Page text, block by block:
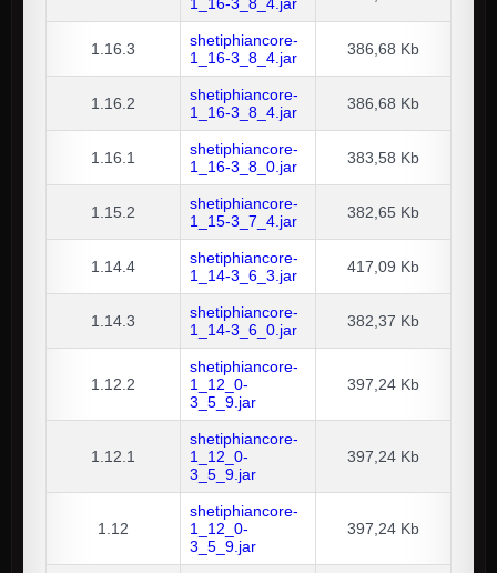
1_16-3_8_4.jar
1.16.3
shetiphiancore-
1_16-3_8_4.jar
386,68 Kb
1.16.2
shetiphiancore-
1_16-3_8_4.jar
386,68 Kb
1.16.1
shetiphiancore-
1_16-3_8_0.jar
383,58 Kb
1.15.2
shetiphiancore-
1_15-3_7_4.jar
382,65 Kb
1.14.4
shetiphiancore-
1_14-3_6_3.jar
417,09 Kb
1.14.3
shetiphiancore-
1_14-3_6_0.jar
382,37 Kb
1.12.2
shetiphiancore-
1_12_0-
3_5_9.jar
397,24 Kb
1.12.1
shetiphiancore-
1_12_0-
3_5_9.jar
397,24 Kb
1.12
shetiphiancore-
1_12_0-
3_5_9.jar
397,24 Kb